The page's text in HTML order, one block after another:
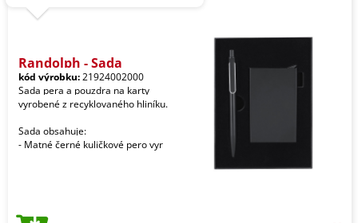
Randolph - Sada
kód výrobku:21924002000
Sada pera a pouzdra na karty
vyrobené z recyklovaného hliníku.
Sada obsahuje:
- Matné černé kuličkové pero vyr